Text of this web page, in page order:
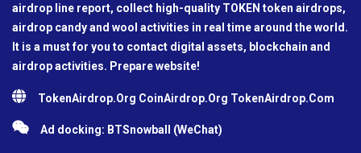
airdrop line report, collect high-quality TOKEN token airdrops,
airdrop candy and wool activities in real time around the world.
It is a must for you to contact digital assets, blockchain and
airdrop activities. Prepare website!
TokenAirdrop.Org CoinAirdrop.Org TokenAirdrop.Com
Ad docking: BTSnowball (WeChat)